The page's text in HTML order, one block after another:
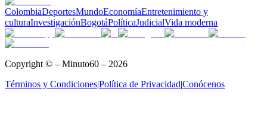
ColombiaDeportesMundoEconomíaEntretenimiento y
culturaInvestigaciónBogotáPolíticaJudicialVida moderna
Copyright © – Minuto60 – 2026
Términos y Condiciones|Política de Privacidad|Conócenos